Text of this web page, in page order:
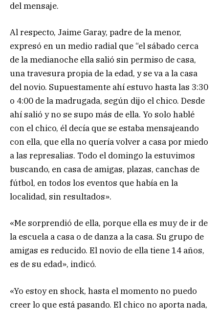
del mensaje.
Al respecto, Jaime Garay, padre de la menor,
expresó en un medio radial que “el sábado cerca
de la medianoche ella salió sin permiso de casa,
una travesura propia de la edad, y se va a la casa
del novio. Supuestamente ahí estuvo hasta las 3:30
o 4:00 de la madrugada, según dijo el chico. Desde
ahí salió y no se supo más de ella. Yo solo hablé
con el chico, él decía que se estaba mensajeando
con ella, que ella no quería volver a casa por miedo
a las represalias. Todo el domingo la estuvimos
buscando, en casa de amigas, plazas, canchas de
fútbol, en todos los eventos que había en la
localidad, sin resultados».
«Me sorprendió de ella, porque ella es muy de ir de
la escuela a casa o de danza a la casa. Su grupo de
amigas es reducido. El novio de ella tiene 14 años,
es de su edad», indicó.
«Yo estoy en shock, hasta el momento no puedo
creer lo que está pasando. El chico no aporta nada,